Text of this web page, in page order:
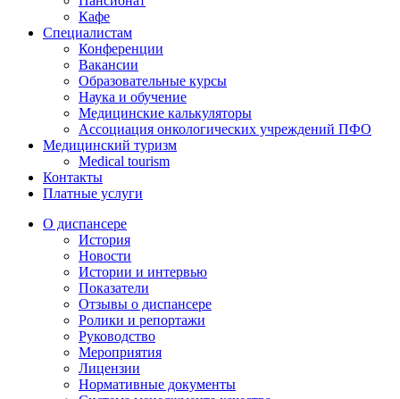
Кафе
Специалистам
Конференции
Вакансии
Образовательные курсы
Наука и обучение
Медицинские калькуляторы
Ассоциация oнкологических учреждений ПФО
Медицинский туризм
Medical tourism
Контакты
Платные услуги
О диспансере
История
Новости
Истории и интервью
Показатели
Отзывы о диспансере
Ролики и репортажи
Руководство
Мероприятия
Лицензии
Нормативные документы